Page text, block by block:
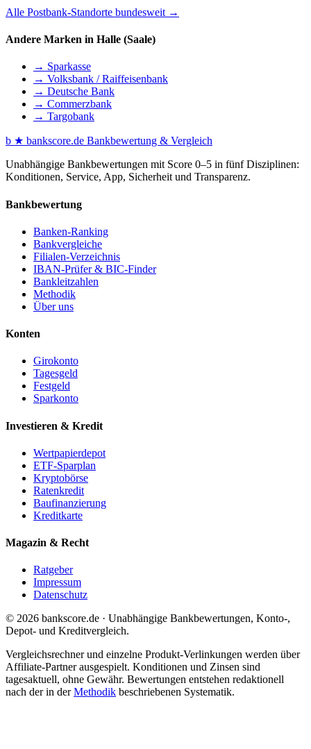
Alle Postbank-Standorte bundesweit →
Andere Marken in Halle (Saale)
→ Sparkasse
→ Volksbank / Raiffeisenbank
→ Deutsche Bank
→ Commerzbank
→ Targobank
b ★ bankscore.de Bankbewertung & Vergleich
Unabhängige Bankbewertungen mit Score 0–5 in fünf Disziplinen:
Konditionen, Service, App, Sicherheit und Transparenz.
Bankbewertung
Banken-Ranking
Bankvergleiche
Filialen-Verzeichnis
IBAN-Prüfer & BIC-Finder
Bankleitzahlen
Methodik
Über uns
Konten
Girokonto
Tagesgeld
Festgeld
Sparkonto
Investieren & Kredit
Wertpapierdepot
ETF-Sparplan
Kryptobörse
Ratenkredit
Baufinanzierung
Kreditkarte
Magazin & Recht
Ratgeber
Impressum
Datenschutz
© 2026 bankscore.de · Unabhängige Bankbewertungen, Konto-,
Depot- und Kreditvergleich.
Vergleichsrechner und einzelne Produkt-Verlinkungen werden über
Affiliate-Partner ausgespielt. Konditionen und Zinsen sind
tagesaktuell, ohne Gewähr. Bewertungen entstehen redaktionell
nach der in derMethodik beschriebenen Systematik.